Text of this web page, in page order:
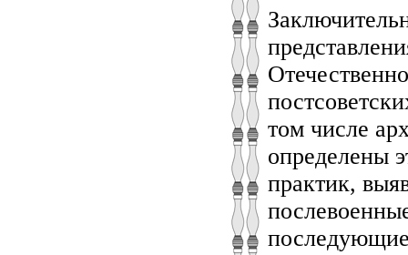
том числе
определены
практик,
последующие